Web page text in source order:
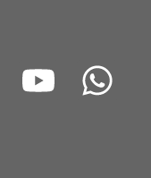
Y
W